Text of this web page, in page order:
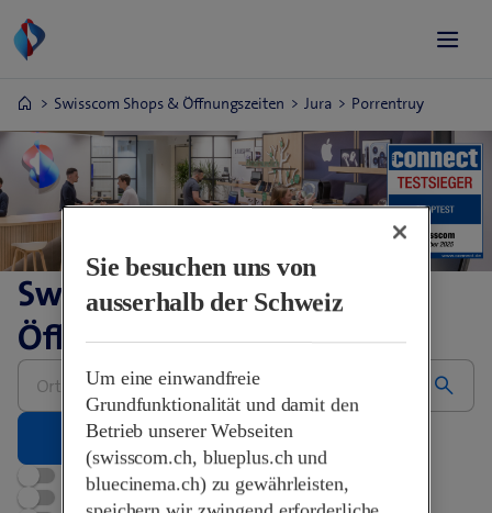
Swisscom Shops & Öffnungszeiten Jura Porrentruy
Swisscom Shops &
Öffnungszeiten
Bitte
Adresse
Jetzt geöffnet
Terminvereinbarung
Sie besuchen uns von
ausserhalb der Schweiz
Um eine einwandfreie
Grundfunktionalität und damit den
Betrieb unserer Webseiten
(swisscom.ch, blueplus.ch und
bluecinema.ch) zu gewährleisten,